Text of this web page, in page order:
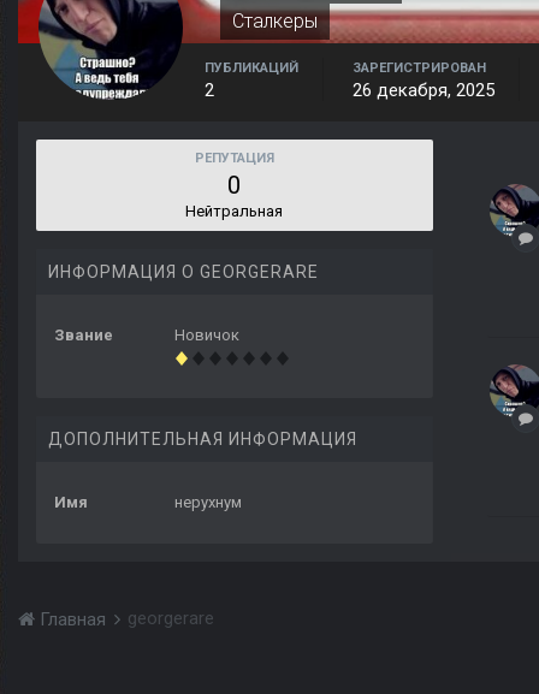
Сталкеры
ПУБЛИКАЦИЙ
2
ЗАРЕГИСТРИРОВАН
26 декабря, 2025
РЕПУТАЦИЯ
0
Нейтральная
ИНФОРМАЦИЯ О GEORGERARE
Звание Новичок
ДОПОЛНИТЕЛЬНАЯ ИНФОРМАЦИЯ
Имя нерухнум
Главная georgerare